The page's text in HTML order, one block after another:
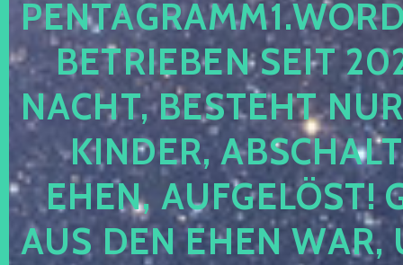
TRIEBEN SEIT 2024
CHT, BESTEHT NUR
NDER,
EN, AUFGELÖST!
S DEN EHEN WAR,